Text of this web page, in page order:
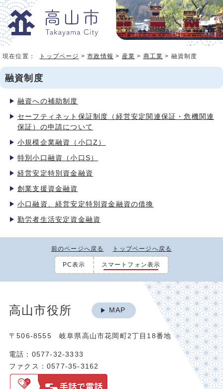
現在位置： トップページ >市政情報 > 産業 > 商工業 > 融資制度
融資制度
融資への補助制度
セーフティネット保証制度（経営安定関連保証・危機関連
保証）の申請について
小規模企業融資（小口Z）
特別小口融資（小口S）
経営安定特別資金融資
創業支援資金融資
小口融資、経営安定特別資金融資の借換
勤労者生活安定資金融資
前のページへ戻る トップページへ戻る
PC表示 スマートフォン表示
高山市役所 MAP
〒506-8555 岐阜県高山市花岡町2丁目18番地
電話：0577-32-3333
ファクス：0577-35-3162